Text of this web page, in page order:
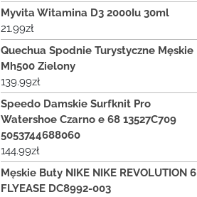
Myvita Witamina D3 2000Iu 30ml
21.99zł
Quechua Spodnie Turystyczne Męskie
Mh500 Zielony
139.99zł
Speedo Damskie Surfknit Pro
Watershoe Czarno e 68 13527C709
5053744688060
144.99zł
Męskie Buty NIKE NIKE REVOLUTION 6
FLYEASE DC8992-003